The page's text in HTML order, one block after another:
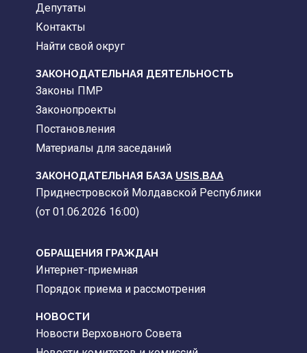
Депутаты
Контакты
Найти свой округ
ЗАКОНОДАТЕЛЬНАЯ ДЕЯТЕЛЬНОСТЬ
Законы ПМР
Законопроекты
Постановления
Материалы для заседаний
ЗАКОНОДАТЕЛЬНАЯ БАЗА USIS.BAA
Приднестровской Молдавской Республики
(от 01.06.2026 16:00)
ОБРАЩЕНИЯ ГРАЖДАН
Интернет-приемная
Порядок приема и рассмотрения
НОВОСТИ
Новости Верховного Совета